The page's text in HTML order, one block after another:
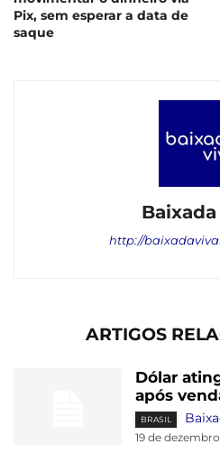
Pix, sem esperar a data de
saque
http://
ARTIGOS
Dólar
após
BRASIL
19 de